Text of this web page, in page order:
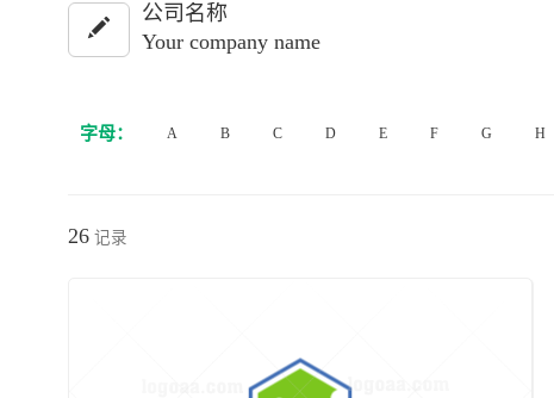
公司名称
Your company name
字母： A B C D E F G H
26 记录